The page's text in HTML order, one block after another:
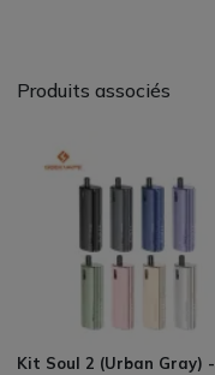
Produits associés
Kit Soul 2 (Urban Gray) -